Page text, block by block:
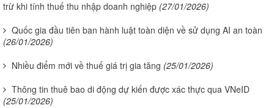
trừ khi tính thuế thu nhập doanh nghiệp (27/01/2026)
Quốc gia đầu tiên ban hành luật toàn diện về sử dụng AI an toàn
(26/01/2026)
Nhiều điểm mới về thuế giá trị gia tăng (25/01/2026)
Thông tin thuê bao di động dự kiến được xác thực qua VNeID
(25/01/2026)